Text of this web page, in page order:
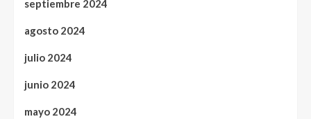
septiembre 2024
agosto 2024
julio 2024
junio 2024
mayo 2024